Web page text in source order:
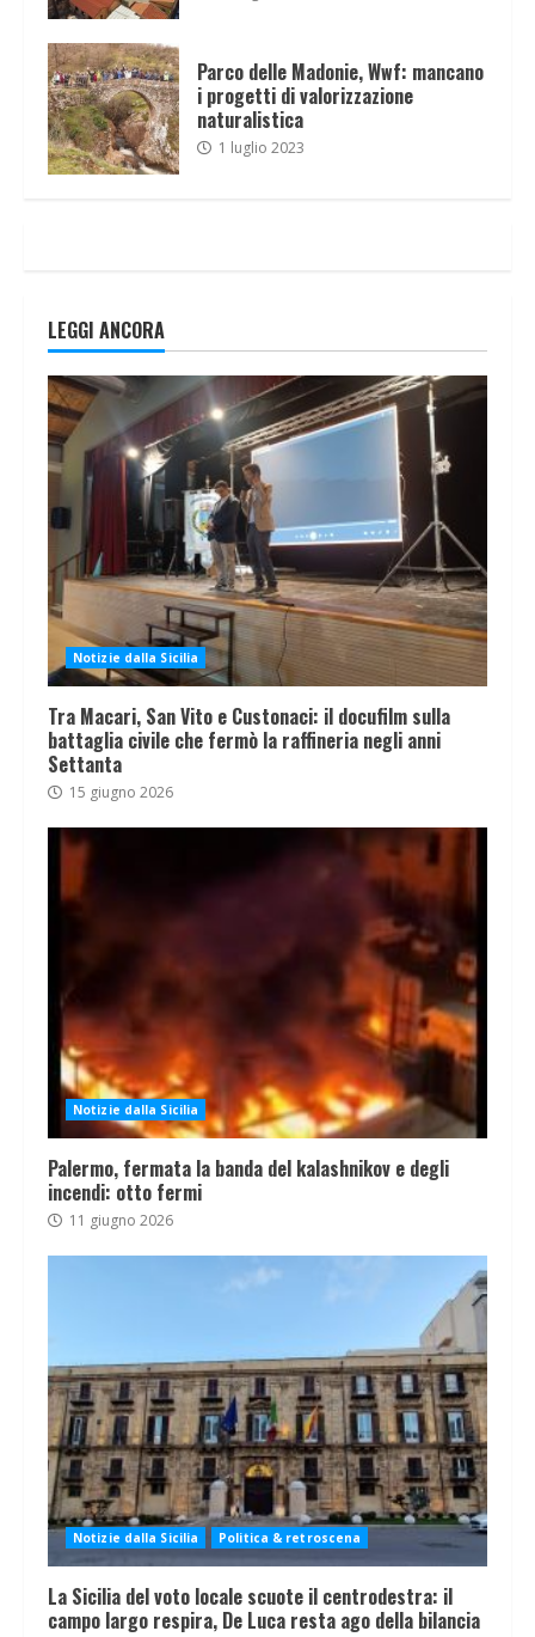
Parco delle Madonie, Wwf: mancano
i progetti di valorizzazione
naturalistica
1 luglio 2023
LEGGI ANCORA
Notizie dalla Sicilia
Tra Macari, San Vito e Custonaci: il docufilm sulla
battaglia civile che fermò la raffineria negli anni
Settanta
15 giugno 2026
Notizie dalla Sicilia
Palermo, fermata la banda del kalashnikov e degli
incendi: otto fermi
11 giugno 2026
Notizie dalla Sicilia Politica & retroscena
La Sicilia del voto locale scuote il centrodestra: il
campo largo respira, De Luca resta ago della bilancia